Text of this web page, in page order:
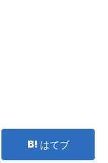
はてブ